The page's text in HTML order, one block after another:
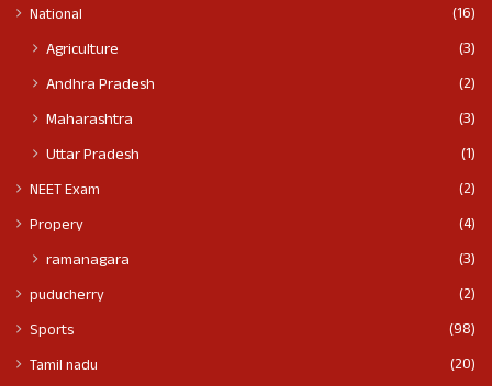
National
(16)
Agriculture
(3)
Andhra Pradesh
(2)
Maharashtra
(3)
Uttar Pradesh
(1)
NEET Exam
(2)
Propery
(4)
ramanagara (3)
puducherry
(2)
Sports
(98)
Tamil nadu
(20)